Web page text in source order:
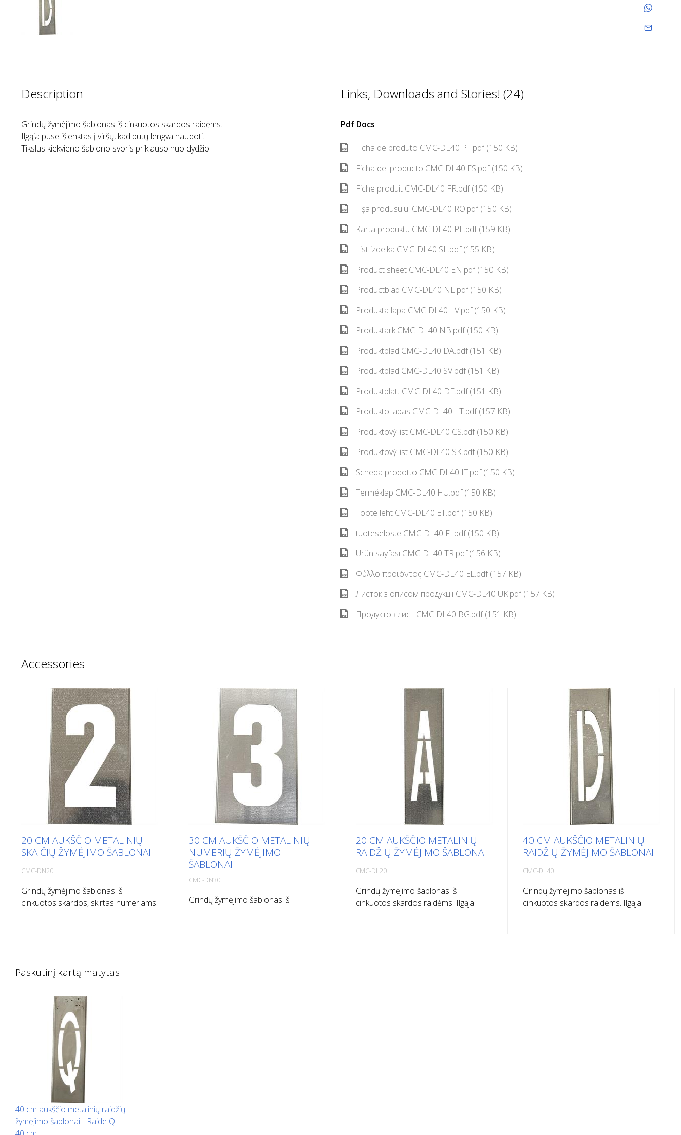
Description
Grindų žymėjimo šablonas iš cinkuotos skardos raidėms.
Ilgąja puse išlenktas į viršų, kad būtų lengva naudoti.
Tikslus kiekvieno šablono svoris priklauso nuo dydžio.
Links, Downloads and Stories! (24)
Pdf Docs
Ficha de produto CMC-DL40 PT.pdf (150 KB)
Ficha del producto CMC-DL40 ES.pdf (150 KB)
Fiche produit CMC-DL40 FR.pdf (150 KB)
Fișa produsului CMC-DL40 RO.pdf (150 KB)
Karta produktu CMC-DL40 PL.pdf (159 KB)
List izdelka CMC-DL40 SL.pdf (155 KB)
Product sheet CMC-DL40 EN.pdf (150 KB)
Productblad CMC-DL40 NL.pdf (150 KB)
Produkta lapa CMC-DL40 LV.pdf (150 KB)
Produktark CMC-DL40 NB.pdf (150 KB)
Produktblad CMC-DL40 DA.pdf (151 KB)
Produktblad CMC-DL40 SV.pdf (151 KB)
Produktblatt CMC-DL40 DE.pdf (151 KB)
Produkto lapas CMC-DL40 LT.pdf (157 KB)
Produktový list CMC-DL40 CS.pdf (150 KB)
Produktový list CMC-DL40 SK.pdf (150 KB)
Scheda prodotto CMC-DL40 IT.pdf (150 KB)
Terméklap CMC-DL40 HU.pdf (150 KB)
Toote leht CMC-DL40 ET.pdf (150 KB)
tuoteseloste CMC-DL40 FI.pdf (150 KB)
Ürün sayfası CMC-DL40 TR.pdf (156 KB)
Φύλλο προϊόντος CMC-DL40 EL.pdf (157 KB)
Листок з описом продукції CMC-DL40 UK.pdf (157 KB)
Продуктов лист CMC-DL40 BG.pdf (151 KB)
Accessories
20 CM AUKŠČIO METALINIŲ
SKAIČIŲ ŽYMĖJIMO ŠABLONAI
CMC-DN20
Grindų žymėjimo šablonas iš
cinkuotos skardos, skirtas numeriams.
30 CM AUKŠČIO METALINIŲ
NUMERIŲ ŽYMĖJIMO
ŠABLONAI
CMC-DN30
Grindų žymėjimo šablonas iš
20 CM AUKŠČIO METALINIŲ
RAIDŽIŲ ŽYMĖJIMO ŠABLONAI
CMC-DL20
Grindų žymėjimo šablonas iš
cinkuotos skardos raidėms. Ilgąja
40 CM AUKŠČIO METALINIŲ
RAIDŽIŲ ŽYMĖJIMO ŠABLONAI
CMC-DL40
Grindų žymėjimo šablonas iš
cinkuotos skardos raidėms. Ilgąja
Paskutinį kartą matytas
40 cm aukščio metalinių raidžių
žymėjimo šablonai - Raide Q -